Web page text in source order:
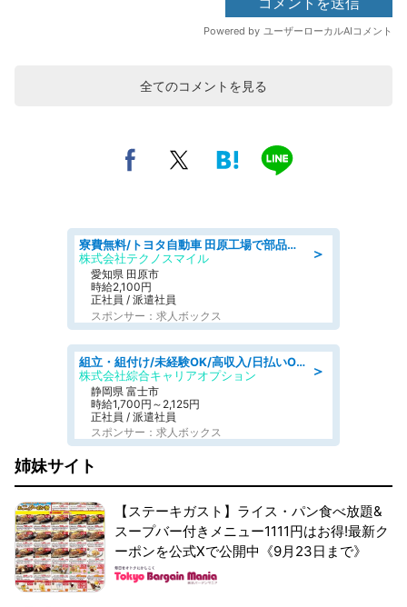
全てのコメントを見る
＞
寮費無料/トヨタ自動車 田原工場で部品の組立製造/tutumi
株式会社テクノスマイル
愛知県 田原市
時給2,100円
正社員 / 派遣社員
スポンサー：求人ボックス
＞
組立・組付け/未経験OK/高収入/日払いOK/交替制/20・30・40代活躍中
株式会社綜合キャリアオプション
静岡県 富士市
時給1,700円～2,125円
正社員 / 派遣社員
スポンサー：求人ボックス
姉妹サイト
【ステーキガスト】ライス・パン食べ放題&
スープバー付きメニュー1111円はお得!最新ク
ーポンを公式Xで公開中《9月23日まで》